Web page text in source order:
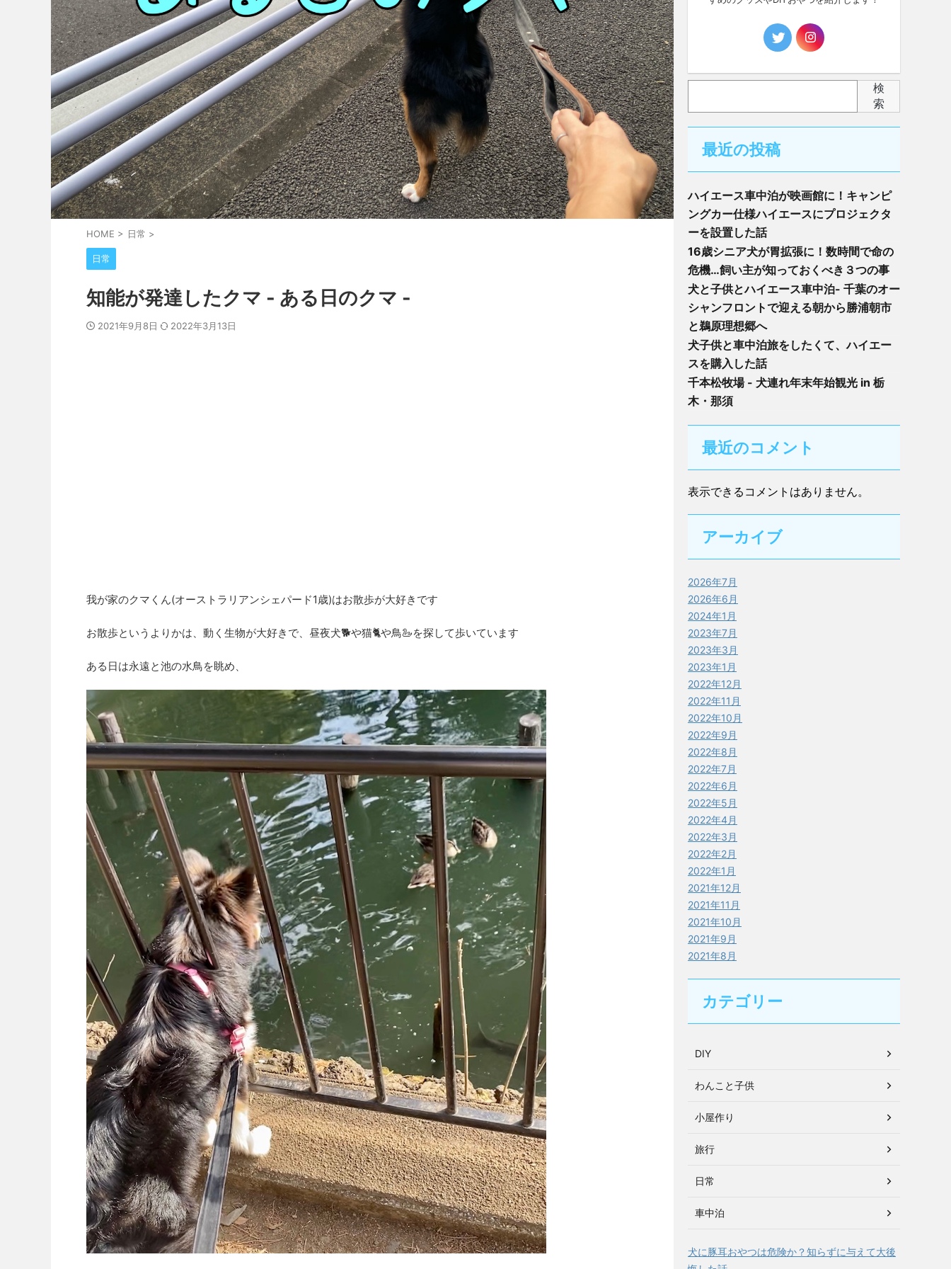
HOME > 日常 >
日常
知能が発達したクマ - ある日のクマ -
2021年9月8日 2022年3月13日
我が家のクマくん(オーストラリアンシェパード1歳)はお散歩が大好きです
お散歩というよりかは、動く生物が大好きで、昼夜犬🐕や猫🐈や鳥🦢を探して歩いています
ある日は永遠と池の水鳥を眺め、
検
索
最近の投稿
ハイエース車中泊が映画館に！キャンピ
ングカー仕様ハイエースにプロジェクタ
ーを設置した話
16歳シニア犬が胃拡張に！数時間で命の
危機…飼い主が知っておくべき３つの事
犬と子供とハイエース車中泊- 千葉のオー
シャンフロントで迎える朝から勝浦朝市
と鵜原理想郷へ
犬子供と車中泊旅をしたくて、ハイエー
スを購入した話
千本松牧場 - 犬連れ年末年始観光 in 栃
木・那須
最近のコメント
表示できるコメントはありません。
アーカイブ
2026年7月
2026年6月
2024年1月
2023年7月
2023年3月
2023年1月
2022年12月
2022年11月
2022年10月
2022年9月
2022年8月
2022年7月
2022年6月
2022年5月
2022年4月
2022年3月
2022年2月
2022年1月
2021年12月
2021年11月
2021年10月
2021年9月
2021年8月
カテゴリー
DIY
わんこと子供
小屋作り
旅行
日常
車中泊
犬に豚耳おやつは危険か？知らずに与えて大後